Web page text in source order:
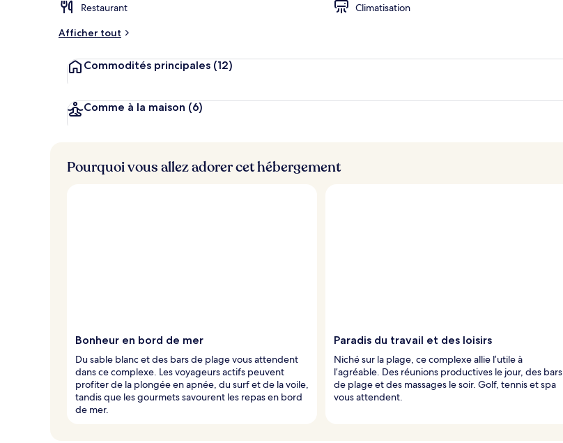
é
Restaurant
Climatisation
Afficher tout
Commodités principales (12)
Comme à la maison (6)
Pourquoi vous allez adorer cet hébergement
Bonheur en bord de mer
Du sable blanc et des bars de plage vous attendent
dans ce complexe. Les voyageurs actifs peuvent
profiter de la plongée en apnée, du surf et de la voile,
tandis que les gourmets savourent les repas en bord
de mer.
Paradis du travail et des loisirs
Niché sur la plage, ce complexe allie l’utile à
l’agréable. Des réunions productives le jour, des bars
de plage et des massages le soir. Golf, tennis et spa
vous attendent.